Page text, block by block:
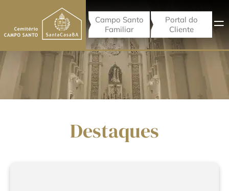
Campo Santo
Familiar
Portal do
Cliente
Destaques